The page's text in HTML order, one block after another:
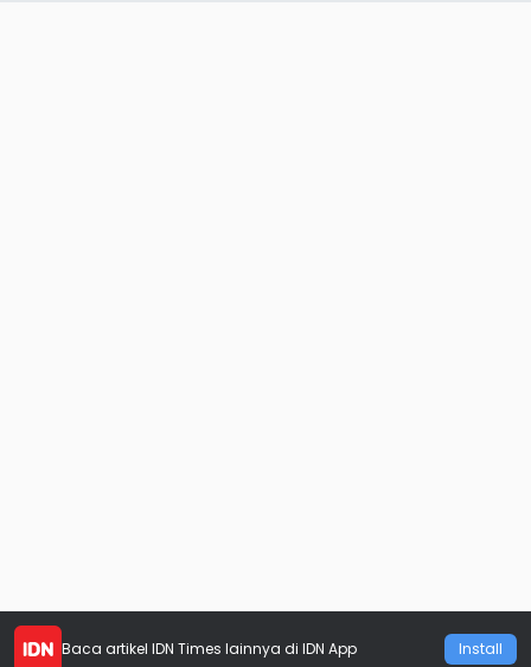
Baca artikel IDN Times lainnya di IDN App Install